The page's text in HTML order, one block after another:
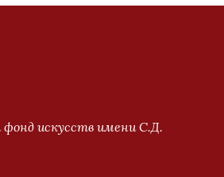
искусств имени С.Д.